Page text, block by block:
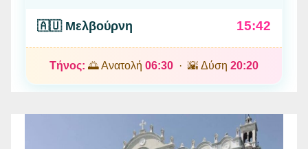
🇦🇺 Μελβούρνη 15:42
Τήνος: 🌅 Ανατολή 06:30 · 🌇 Δύση 20:20